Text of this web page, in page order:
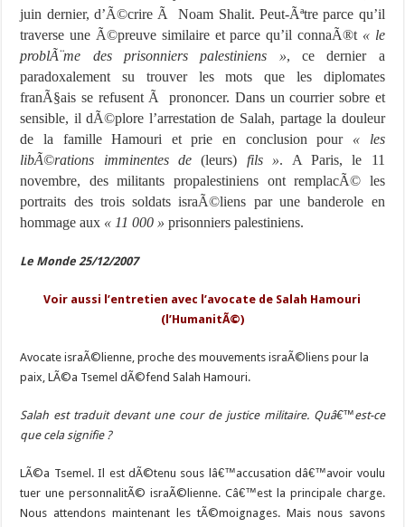
juin dernier, d’Ã©crire Ã Noam Shalit. Peut-Ãªtre parce qu’il
traverse une Ã©preuve similaire et parce qu’il connaÃ®t « le
problÃ¨me des prisonniers palestiniens », ce dernier a
paradoxalement su trouver les mots que les diplomates
franÃ§ais se refusent Ã prononcer. Dans un courrier sobre et
sensible, il dÃ©plore l’arrestation de Salah, partage la douleur
de la famille Hamouri et prie en conclusion pour « les
libÃ©rations imminentes de(leurs) fils ». A Paris, le 11
novembre, des militants propalestiniens ont remplacÃ© les
portraits des trois soldats israÃ©liens par une banderole en
hommage aux « 11 000 » prisonniers palestiniens.
Le Monde 25/12/2007
Voir aussi l’entretien avec l’avocate de Salah Hamouri
(l’HumanitÃ©)
Avocate israÃ©lienne, proche des mouvements israÃ©liens pour la
paix, LÃ©a Tsemel dÃ©fend Salah Hamouri.
Salah est traduit devant une cour de justice militaire. Quâ€™est-ce
que cela signifie ?
LÃ©a Tsemel. Il est dÃ©tenu sous lâ€™accusation dâ€™avoir voulu
tuer une personnalitÃ© israÃ©lienne. Câ€™est la principale charge.
Nous attendons maintenant les tÃ©moignages. Mais nous savons